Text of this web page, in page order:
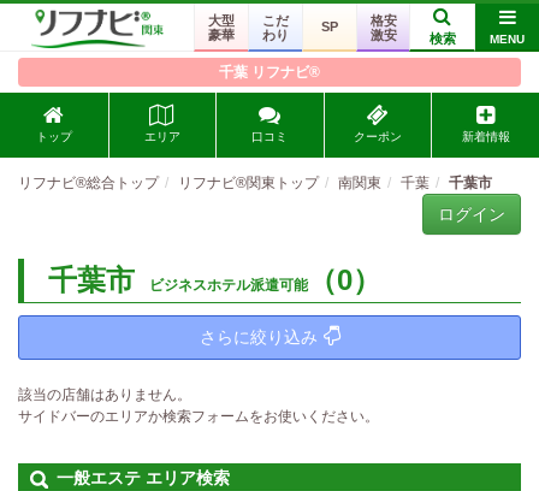
大型
豪華
こだ
わり
SP
格安
激安
検索 MENU
千葉 リフナビ®
トップ エリア 口コミ クーポン 新着情報
リフナビ®総合トップ リフナビ®関東トップ 南関東 千葉 千葉市
ログイン
千葉市 ビジネスホテル派遣可能（0）
さらに絞り込み
該当の店舗はありません。
サイドバーのエリアか検索フォームをお使いください。
一般エステ エリア検索